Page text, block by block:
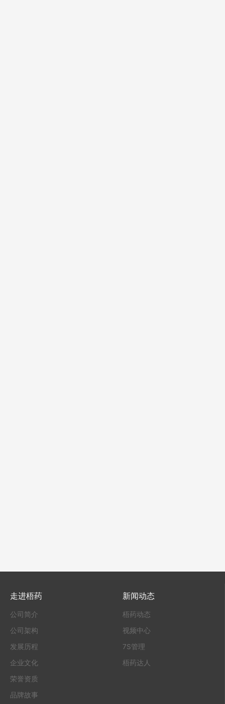
走进梧药
公司简介
公司架构
发展历程
企业文化
荣誉资质
品牌故事
新闻动态
梧药动态
视频中心
7S管理
梧药达人